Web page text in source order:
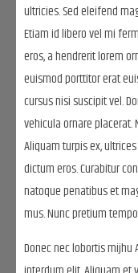
ultricies. Sed eleifend
Etiam id libero vel mi
eros, a hendrerit lorem
euismod porttitor erat
cursus nisi suscipit vel.
vehicula ornare
Aliquam turpis ex,
dictum eros. Curabitur
natoque penatibus et
mus. Nunc pretium
Donec nec lobortis mijhu